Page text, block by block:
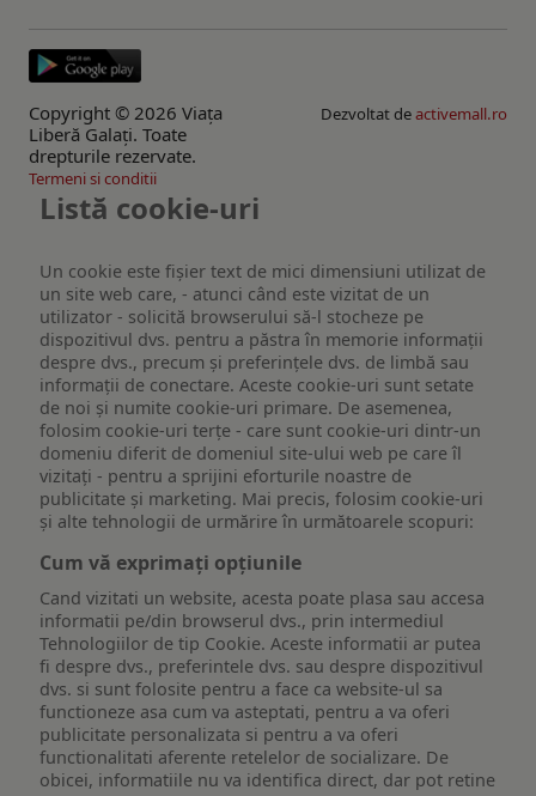
Copyright © 2026 Viaţa
Liberă Galaţi. Toate
drepturile rezervate.
Dezvoltat deactivemall.ro
Termeni si conditii
Listă cookie-uri
Un cookie este fişier text de mici dimensiuni utilizat de
un site web care, - atunci când este vizitat de un
utilizator - solicită browserului să-l stocheze pe
dispozitivul dvs. pentru a păstra în memorie informații
despre dvs., precum și preferințele dvs. de limbă sau
informații de conectare. Aceste cookie-uri sunt setate
de noi și numite cookie-uri primare. De asemenea,
folosim cookie-uri terțe - care sunt cookie-uri dintr-un
domeniu diferit de domeniul site-ului web pe care îl
vizitați - pentru a sprijini eforturile noastre de
publicitate și marketing. Mai precis, folosim cookie-uri
și alte tehnologii de urmărire în următoarele scopuri:
Cum vă exprimați opțiunile
Cand vizitati un website, acesta poate plasa sau accesa
informatii pe/din browserul dvs., prin intermediul
Tehnologiilor de tip Cookie. Aceste informatii ar putea
fi despre dvs., preferintele dvs. sau despre dispozitivul
dvs. si sunt folosite pentru a face ca website-ul sa
functioneze asa cum va asteptati, pentru a va oferi
publicitate personalizata si pentru a va oferi
functionalitati aferente retelelor de socializare. De
obicei, informatiile nu va identifica direct, dar pot retine